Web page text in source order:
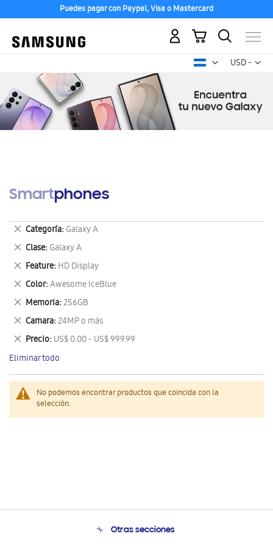
Puedes pagar con Paypal, Visa o Mastercard
USD -
dólar
Mi carrito
Smartphones
No podemos encontrar productos que coincida con la
selección.
Categoría Galaxy A
Eliminar
este
artículo
Clase Galaxy A
Eliminar
este
artículo
Feature HD Display
Eliminar
este
artículo
Color Awesome IceBlue
Eliminar
este
artículo
Memoria 256GB
Eliminar
este
artículo
Camara 24MP o más
Eliminar
este
artículo
Precio US$ 0.00 - US$ 999.99
Eliminar
este
artículo
Eliminar todo
Otras secciones